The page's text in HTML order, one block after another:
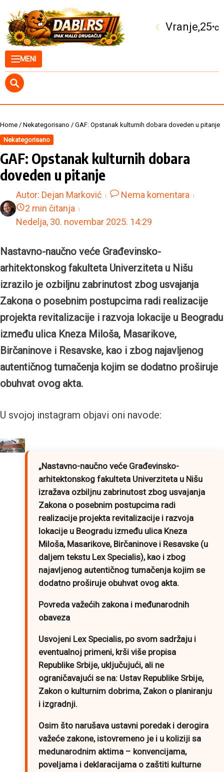
MENI
Kuršumlija 25°C
Home / Nekategorisano / GAF: Opstanak kulturnih dobara doveden u pitanje
Nekategorisano
GAF: Opstanak kulturnih dobara
doveden u pitanje
Autor: Dejan Marković
Nema komentara
2 min čitanja
Nedelja, 30. novembar 2025. 14:29
Nastavno-naučno veće Građevinsko-
arhitektonskog fakulteta Univerziteta u Nišu
izrazilo je ozbiljnu zabrinutost zbog usvajanja
Zakona o posebnim postupcima radi realizacije
projekta revitalizacije i razvoja lokacije u Beogradu
između ulica Kneza Miloša, Masarikove,
Birčaninove i Resavske, kao i zbog najavljenog
autentičnog tumačenja kojim se dodatno proširuje
obuhvat ovog akta.
U svojoj instagram objavi oni navode:
„Nastavno-naučno veće Građevinsko-
arhitektonskog fakulteta Univerziteta u Nišu
izražava ozbiljnu zabrinutost zbog usvajanja
Zakona o posebnim postupcima radi
realizacije projekta revitalizacije i razvoja
lokacije u Beogradu između ulica Kneza
Miloša, Masarikove, Birčaninove i Resavske (u
daljem tekstu Lex Specialis), kao i zbog
najavljenog autentičnog tumačenja kojim se
dodatno proširuje obuhvat ovog akta.
Povreda važećih zakona i međunarodnih
obaveza
Usvojeni Lex Specialis, po svom sadržaju i
eventualnoj primeni, krši više propisa
Republike Srbije, uključujući, ali ne
ograničavajući se na: Ustav Republike Srbije,
Zakon o kulturnim dobrima, Zakon o planiranju
i izgradnji.
Osim što narušava ustavni poredak i derogira
važeće zakone, istovremeno je i u koliziji sa
medunarodnim aktima – konvencijama,
poveljama i deklaracijama o zaštiti kulturne